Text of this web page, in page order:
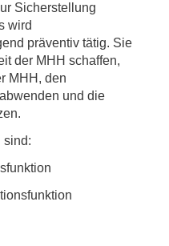
Sicherstellung
wird
präventiv tätig. Sie
der MHH schaffen,
MHH, den
und die
sind: